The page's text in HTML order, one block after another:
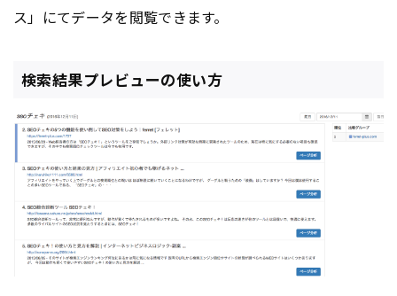
ス」にてデータを閲覧できます。
検索結果プレビューの使い方